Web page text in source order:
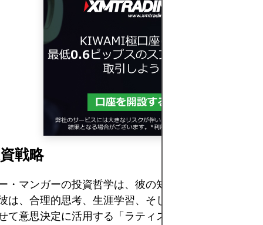
戦略
・マンガーの投資哲学は、彼の知的世界観と密接に
は、合理的思考、生涯学習、そして異なる分野から
て意思決定に活用する「ラティスワーク思考（